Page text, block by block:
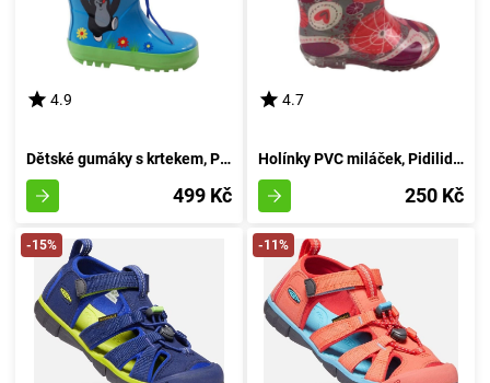
4.9
Dětské gumáky s krtekem, Pidilidi, PL0016-04, modrá - velikost 27
499 Kč
4.7
Holínky PVC miláček, Pidilidi, PL60, dívka - 32
250 Kč
-15% -11%